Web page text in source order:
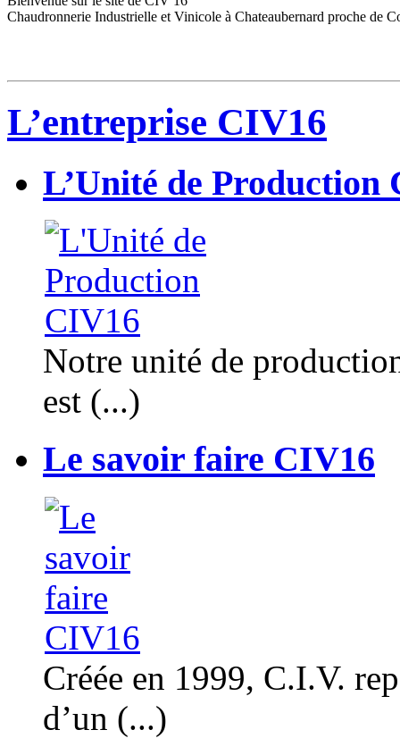
Chaudronnerie Industrielle et Vinicole à Chateaubernard proche de
L’entreprise CIV16
L’Unité de Production
Notre unité de
est (...)
Le savoir faire CIV16
Créée en 1999, C.I.V.
d’un (...)